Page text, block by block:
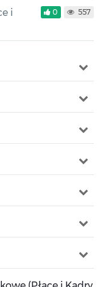
i
0 557